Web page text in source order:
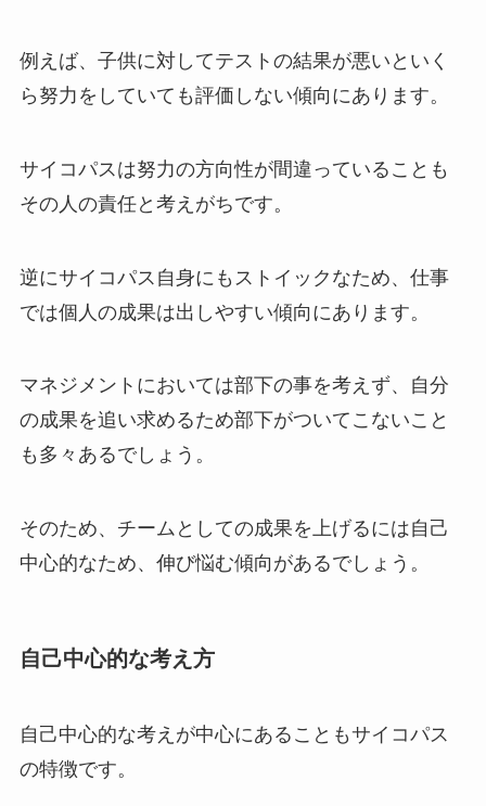
例えば、子供に対してテストの結果が悪いといく
ら努力をしていても評価しない傾向にあります。
サイコパスは努力の方向性が間違っていることも
その人の責任と考えがちです。
逆にサイコパス自身にもストイックなため、仕事
では個人の成果は出しやすい傾向にあります。
マネジメントにおいては部下の事を考えず、自分
の成果を追い求めるため部下がついてこないこと
も多々あるでしょう。
そのため、チームとしての成果を上げるには自己
中心的なため、伸び悩む傾向があるでしょう。
自己中心的な考え方
自己中心的な考えが中心にあることもサイコパス
の特徴です。